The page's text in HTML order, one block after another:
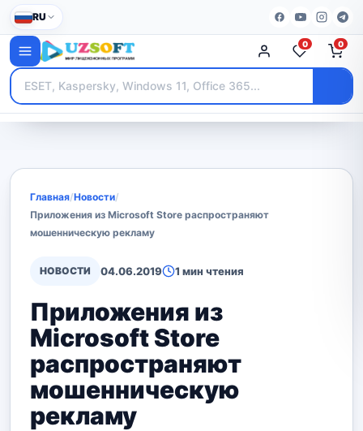
RU
0 0
Главная/Новости/
Приложения из Microsoft Store распространяют
мошенническую рекламу
НОВОСТИ 04.06.2019 1 мин чтения
Приложения из
Microsoft Store
распространяют
мошенническую
рекламу